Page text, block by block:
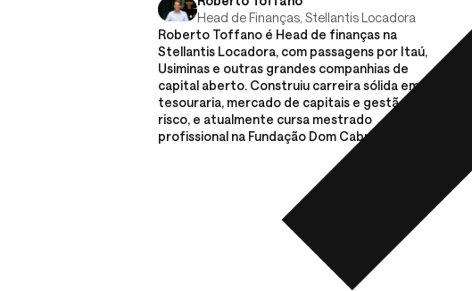
Head de Finanças, Stellantis Locadora
Roberto Toffano é Head de finanças na
Stellantis Locadora, com passagens por Itaú,
Usiminas e outras grandes companhias de
capital aberto. Construiu carreira sólida em
tesouraria, mercado de capitais e gestão de
risco, e atualmente cursa mestrado
profissional na Fundação Dom Cabral